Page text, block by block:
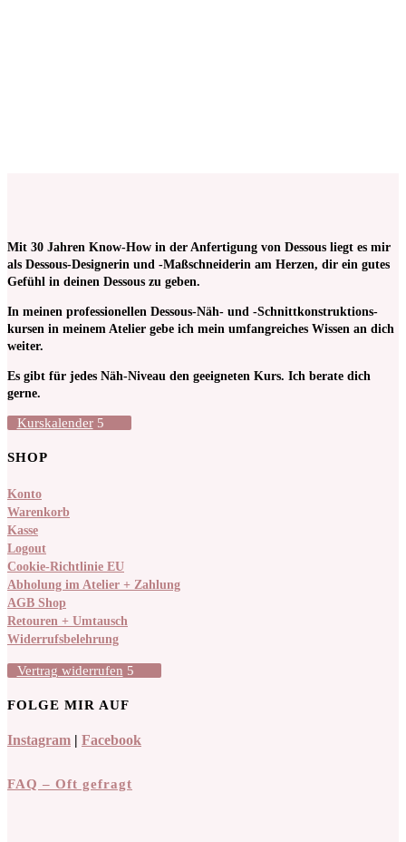
Mit 30 Jahren Know-How in der Anfertigung von Dessous liegt es mir
als Dessous-Designerin und -Maßschneiderin am Herzen, dir ein gutes
Gefühl in deinen Dessous zu geben.
In meinen pro­fessionellen Dessous-Näh- und -Schnitt­kon­struktions­
kursen in meinem Atelier gebe ich mein umfangreiches Wissen an dich
weiter.
Es gibt für jedes Näh-Niveau den geeigneten Kurs. Ich berate dich
gerne.
Kurskalender
SHOP
Konto
Warenkorb
Kasse
Logout
Cookie-Richtlinie EU
Abholung im Atelier + Zahlung
AGB Shop
Retouren + Umtausch
Widerrufsbelehrung
Vertrag widerrufen
FOLGE MIR AUF
Instagram | Facebook
FAQ – Oft gefragt